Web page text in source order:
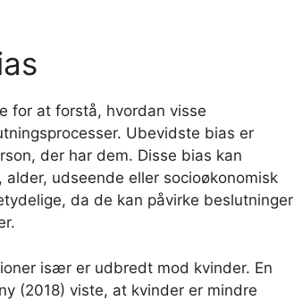
for at forstå, hvordan visse
Ubevidste bias er
der har dem. Disse bias kan
udseende eller socioøkonomisk
da de kan påvirke beslutninger
især er udbredt mod kvinder. En
(2018) viste, at kvinder er mindre